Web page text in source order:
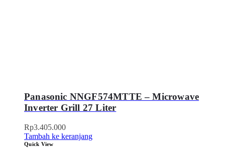
Panasonic NNGF574MTTE – Microwave
Inverter Grill 27 Liter
Rp3.405.000
Tambah ke keranjang
Quick View